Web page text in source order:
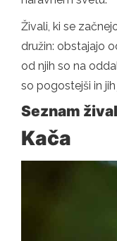
Živali, ki se
družin: obstajajo
od njih so na
so pogostejši in
Seznam
Kača